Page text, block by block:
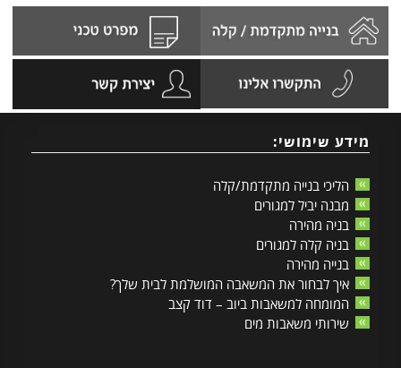
מידע שימושי:
הליכי בנייה מתקדמת/קלה
מבנה יביל למגורים
בניה מהירה
בניה קלה למגורים
בנייה מהירה
איך לבחור את המשאבה המושלמת לבית שלך?
המומחה למשאבות ביוב – דוד קצב
שירותי משאבות מים